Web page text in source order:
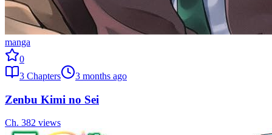
manga
0
3 Chapters 3 months ago
Zenbu Kimi no Sei
Ch. 382 views